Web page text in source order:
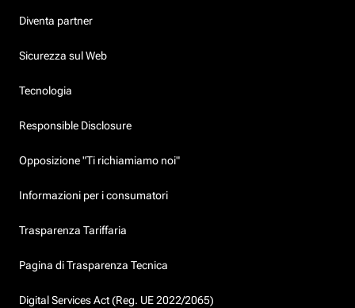
Diventa partner
Sicurezza sul Web
Tecnologia
Responsible Disclosure
Opposizione "Ti richiamiamo noi"
Informazioni per i consumatori
Trasparenza Tariffaria
Pagina di Trasparenza Tecnica
Digital Services Act (Reg. UE 2022/2065)